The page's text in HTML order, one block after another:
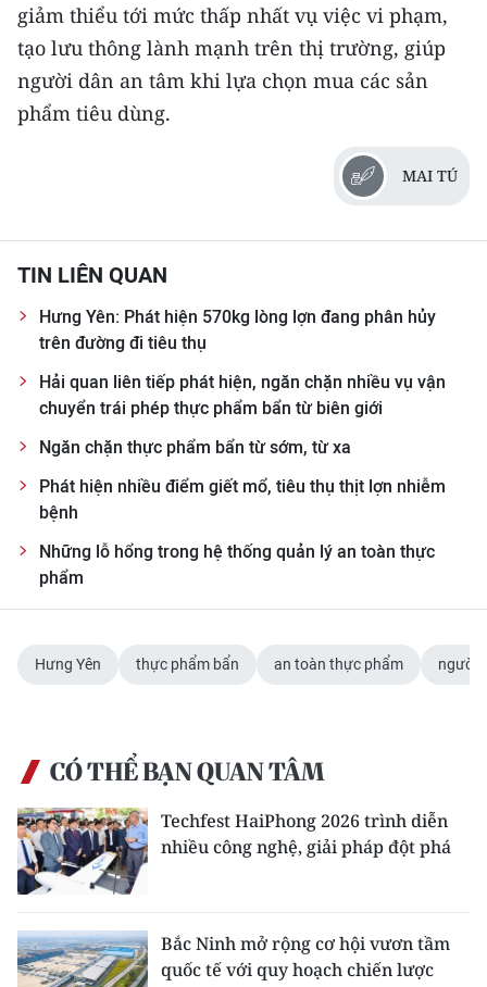
giảm thiểu tới mức thấp nhất vụ việc vi phạm,
tạo lưu thông lành mạnh trên thị trường, giúp
người dân an tâm khi lựa chọn mua các sản
phẩm tiêu dùng.
MAI TÚ
TIN LIÊN QUAN
Hưng Yên: Phát hiện 570kg lòng lợn đang phân hủy
trên đường đi tiêu thụ
Hải quan liên tiếp phát hiện, ngăn chặn nhiều vụ vận
chuyển trái phép thực phẩm bẩn từ biên giới
Ngăn chặn thực phẩm bẩn từ sớm, từ xa
Phát hiện nhiều điểm giết mổ, tiêu thụ thịt lợn nhiễm
bệnh
Những lỗ hổng trong hệ thống quản lý an toàn thực
phẩm
Hưng Yên thực phẩm bẩn an toàn thực phẩm người
CÓ THỂ BẠN QUAN TÂM
Techfest HaiPhong 2026 trình diễn
nhiều công nghệ, giải pháp đột phá
Bắc Ninh mở rộng cơ hội vươn tầm
quốc tế với quy hoạch chiến lược